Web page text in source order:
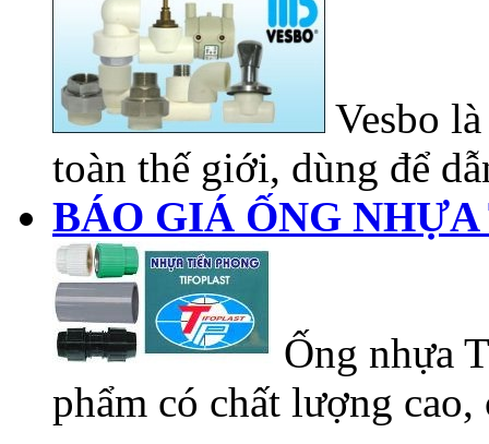
Vesbo
toàn thế giới, dùng để
BÁO GIÁ ỐNG
Ống nhựa
phẩm có chất lượng cao,